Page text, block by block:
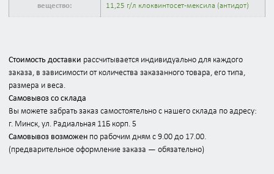
вещество:
11,25 г/л клоквинтосет-мексила (антидот)
Стоимость доставки рассчитывается индивидуально для каждого
заказа, в зависимости от количества заказанного товара, его типа,
размера и веса.
Самовывоз со склада
Вы можете забрать заказ самостоятельно с нашего склада по адресу:
г. Минск, ул. Радиальная 11Б корп. 5
Самовывоз возможен по рабочим дням с 9.00 до 17.00.
(предварительное оформление заказа — обязательно)